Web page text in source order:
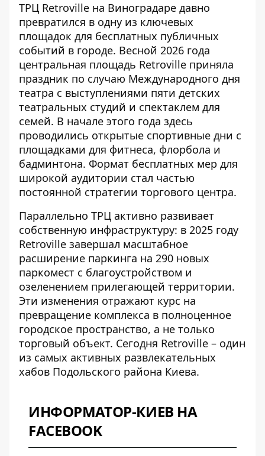
ТРЦ Retroville на Виноградаре давно
превратился в одну из ключевых
площадок для бесплатных публичных
событий в городе. Весной 2026 года
центральная площадь Retroville приняла
праздник по случаю Международного дня
театра с выступлениями пяти детских
театральных студий и спектаклем для
семей. В начале этого года здесь
проводились открытые спортивные дни с
площадками для фитнеса, флорбола и
бадминтона. Формат бесплатных мер для
широкой аудитории стал частью
постоянной стратегии торгового центра.
Параллельно ТРЦ активно развивает
собственную инфраструктуру: в 2025 году
Retroville завершал масштабное
расширение паркинга на 290 новых
паркомест с благоустройством и
озеленением прилегающей территории.
Эти изменения отражают курс на
превращение комплекса в полноценное
городское пространство, а не только
торговый объект. Сегодня Retroville – один
из самых активных развлекательных
хабов Подольского района Киева.
ИНФОРМАТОР-КИЕВ НА
FACEBOOK